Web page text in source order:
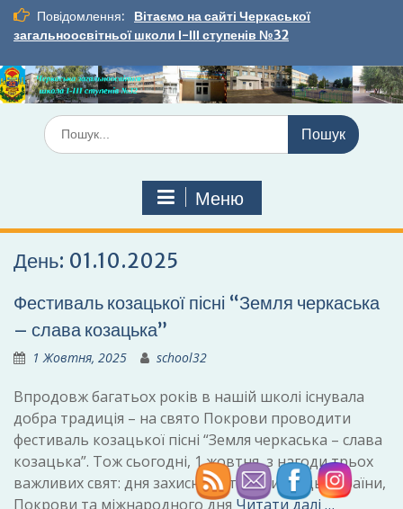
Перейти
вмісту
Повідомлення:
Вітаємо на сайті Черкаської
загальноосвітньої школи І-ІІІ ступенів №32
Шукати:
Меню
День: 01.10.2025
Фестиваль козацької пісні “Земля черкаська
– слава козацька”
1 Жовтня, 2025 school32
Впродовж багатьох років в нашій школі існувала
добра традиція – на свято Покрови проводити
фестиваль козацької пісні “Земля черкаська – слава
козацька”. Тож сьогодні, 1 жовтня, з нагоди трьох
важливих свят: дня захисника та захисниць України,
Покрови та міжнародного дня Читати далі …